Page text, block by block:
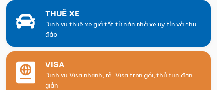
THUÊ XE
Dịch vụ thuê xe giá tốt từ các nhà xe uy tín và chu
đáo
VISA
Dịch vụ Visa nhanh, rẻ. Visa trọn gói, thủ tục đơn
giản